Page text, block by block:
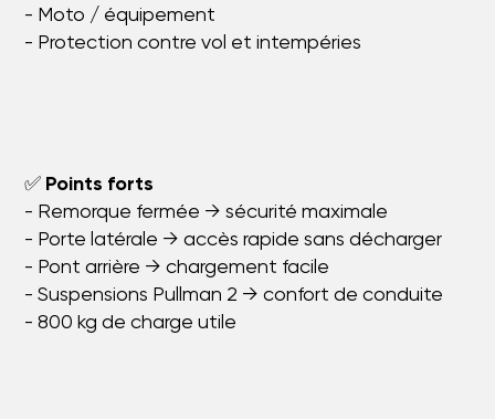
- Moto / équipement
- Protection contre vol et intempéries
✅ Points forts
- Remorque fermée → sécurité maximale
- Porte latérale → accès rapide sans décharger
- Pont arrière → chargement facile
- Suspensions Pullman 2 → confort de conduite
- 800 kg de charge utile